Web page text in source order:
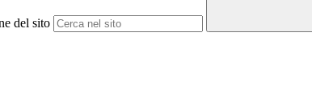
del sito